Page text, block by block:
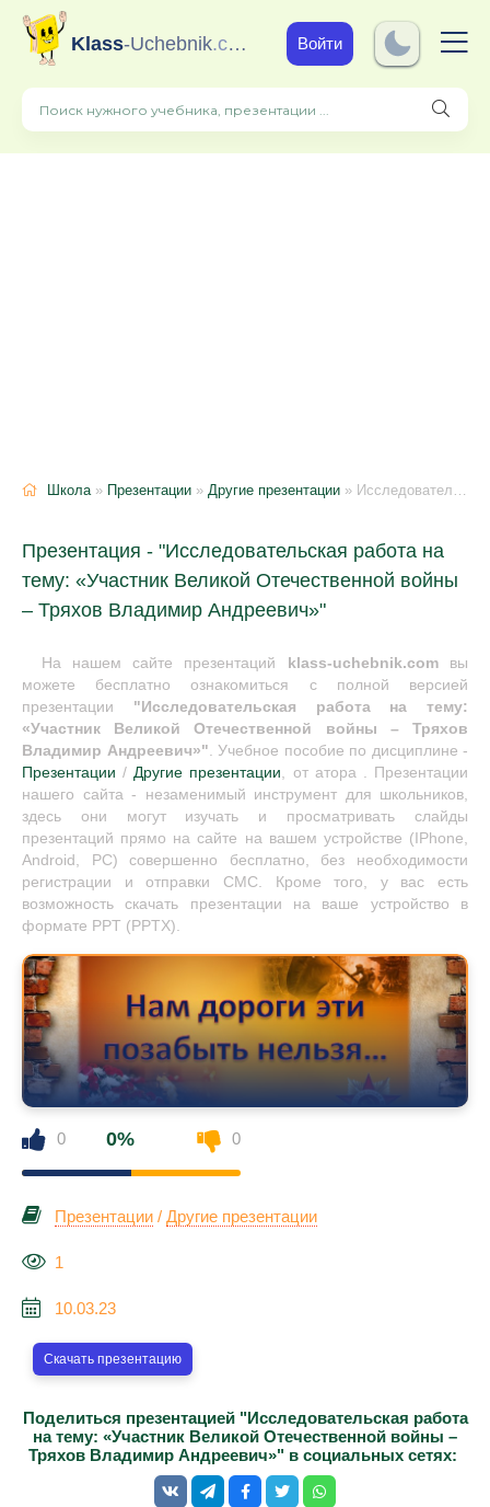
Klass-Uchebnik.com Войти
Школа» Презентации » Другие презентации » Исследовательская работа на тему: «Участник Великой Отечественной войны – Тряхов Владимир Андреевич»
Презентация - "Исследовательская работа на
тему: «Участник Великой Отечественной войны
– Тряхов Владимир Андреевич»"
На нашем сайте презентаций klass-uchebnik.comвы
можете бесплатно ознакомиться с полной версией
презентации "Исследовательская работа на тему:
«Участник Великой Отечественной войны – Тряхов
Владимир Андреевич»". Учебное пособие по дисциплине -
Презентации /Другие презентации, от атора . Презентации
нашего сайта - незаменимый инструмент для школьников,
здесь они могут изучать и просматривать слайды
презентаций прямо на сайте на вашем устройстве (IPhone,
Android, PC) совершенно бесплатно, без необходимости
регистрации и отправки СМС. Кроме того, у вас есть
возможность скачать презентации на ваше устройство в
формате PPT (PPTX).
0 0% 0
Презентации / Другие презентации
1
10.03.23
Скачать презентацию
Поделиться презентацией "Исследовательская работа
на тему: «Участник Великой Отечественной войны –
Тряхов Владимир Андреевич»" в социальных сетях: